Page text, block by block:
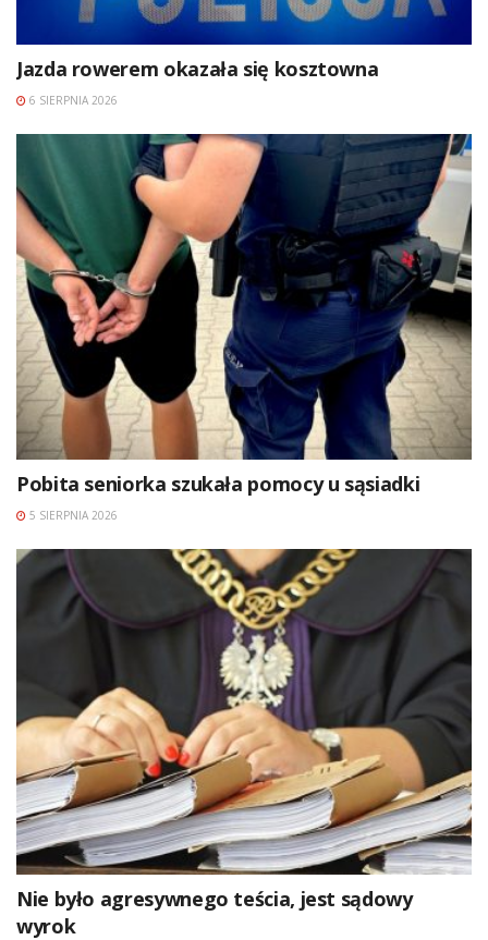
Jazda rowerem okazała się kosztowna
6 SIERPNIA 2026
Pobita seniorka szukała pomocy u sąsiadki
5 SIERPNIA 2026
Nie było agresywnego teścia, jest sądowy
wyrok